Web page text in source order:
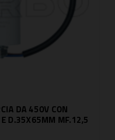
DA 450V CON
D.35X65MM MF.12,5